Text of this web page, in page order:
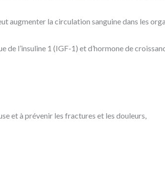
augmenter la circulation sanguine dans les
l’insuline 1 (IGF-1) et d’hormone de
et à prévenir les fractures et les douleurs,